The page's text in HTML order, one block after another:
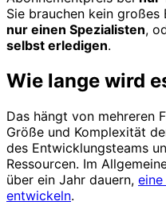
Sie brauchen kein
nur einen Spezialisten,
selbst erledigen.
Wie lange wird
Das hängt von mehreren
Größe und Komplexität
des Entwicklungsteams
Ressourcen. Im
über ein Jahr dauern,
entwickeln.